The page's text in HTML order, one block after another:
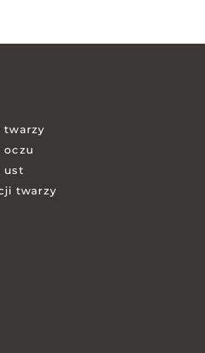
twarzy
oczu
ust
twarzy